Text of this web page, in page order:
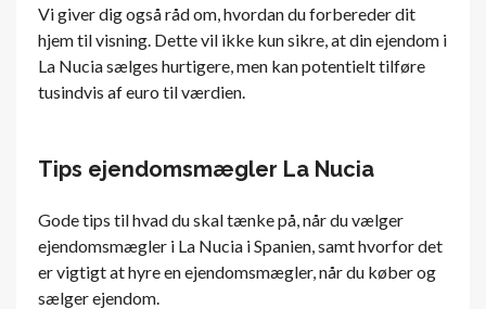
Vi giver dig også råd om, hvordan du forbereder dit
hjem til visning. Dette vil ikke kun sikre, at din ejendom i
La Nucia sælges hurtigere, men kan potentielt tilføre
tusindvis af euro til værdien.
Tips ejendomsmægler La Nucia
Gode ​​tips til hvad du skal tænke på, når du vælger
ejendomsmægler i La Nucia i Spanien, samt hvorfor det
er vigtigt at hyre en ejendomsmægler, når du køber og
sælger ejendom.